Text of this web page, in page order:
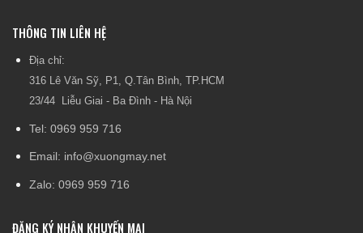
THÔNG TIN LIÊN HỆ
Địa chỉ:
316 Lê Văn Sỹ, P1, Q.Tân Bình, TP.HCM
23/44 Liễu Giai - Ba Đình - Hà Nội
Tel: 0969 959 716
Email: info@xuongmay.net
Zalo: 0969 959 716
ĐĂNG KÝ NHẬN KHUYẾN MẠI